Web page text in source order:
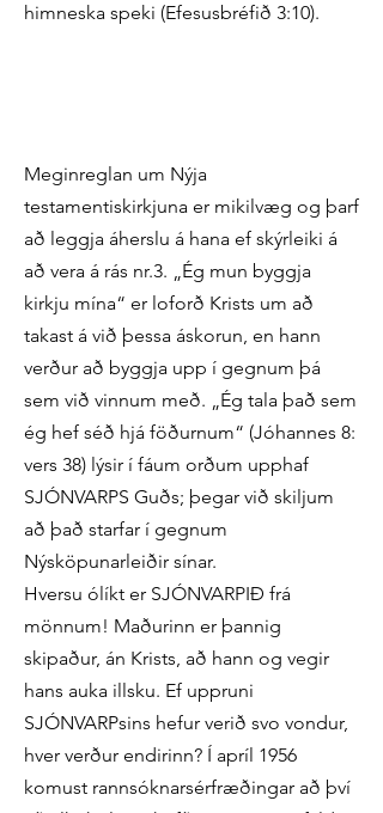
himneska speki (Efesusbréfið 3:10).
Meginreglan um Nýja
testamentiskirkjuna er mikilvæg og þarf
að leggja áherslu á hana ef skýrleiki á
að vera á rás nr.3. „Ég mun byggja
kirkju mína“ er loforð Krists um að
takast á við þessa áskorun, en hann
verður að byggja upp í gegnum þá
sem við vinnum með. „Ég tala það sem
ég hef séð hjá föðurnum“ (Jóhannes 8:
vers 38) lýsir í fáum orðum upphaf
SJÓNVARPS Guðs; þegar við skiljum
að það starfar í gegnum
Nýsköpunarleiðir sínar.
Hversu ólíkt er SJÓNVARPIÐ frá
mönnum! Maðurinn er þannig
skipaður, án Krists, að hann og vegir
hans auka illsku. Ef uppruni
SJÓNVARPsins hefur verið svo vondur,
hver verður endirinn? Í apríl 1956
komust rannsóknarsérfræðingar að því